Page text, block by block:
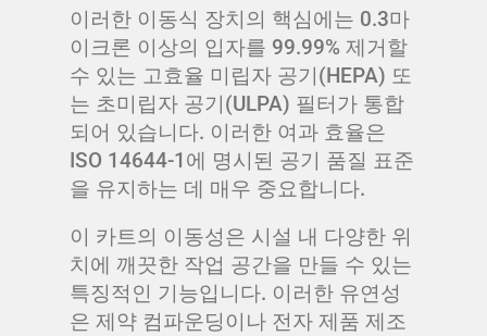
이러한 이동식 장치의 핵심에는 0.3마
이크론 이상의 입자를 99.99% 제거할
수 있는 고효율 미립자 공기(HEPA) 또
는 초미립자 공기(ULPA) 필터가 통합
되어 있습니다. 이러한 여과 효율은
ISO 14644-1에 명시된 공기 품질 표준
을 유지하는 데 매우 중요합니다.
이 카트의 이동성은 시설 내 다양한 위
치에 깨끗한 작업 공간을 만들 수 있는
특징적인 기능입니다. 이러한 유연성
은 제약 컴파운딩이나 전자 제품 제조